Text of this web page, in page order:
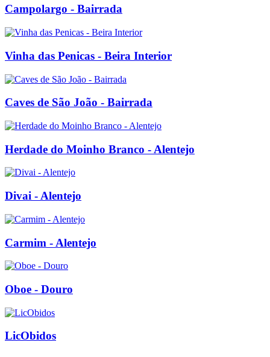
Campolargo - Bairrada
Vinha das Penicas - Beira Interior
Caves de São João - Bairrada
Herdade do Moinho Branco - Alentejo
Divai - Alentejo
Carmim - Alentejo
Oboe - Douro
LicObidos